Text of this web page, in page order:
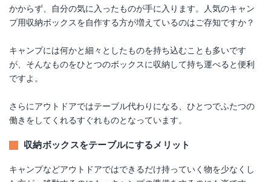
かからず、自分の気に入ったものが手に入ります。人気のキャン
プ用収納ボックスを自作する方が増えているのはご存知ですか？
キャンプには何かと細々としたものを持ち込むことも多いです
が、そんなものをひとつのボックスに収納して持ち運べると便利
ですよ。
さらにアウトドアではテーブル代わりになる、ひとつでふたつの
働きをしてくれるすぐれものとなっています。
収納ボックスをテーブルにするメリット
キャンプなどアウトドアではできるだけ持っていく物を少なくし